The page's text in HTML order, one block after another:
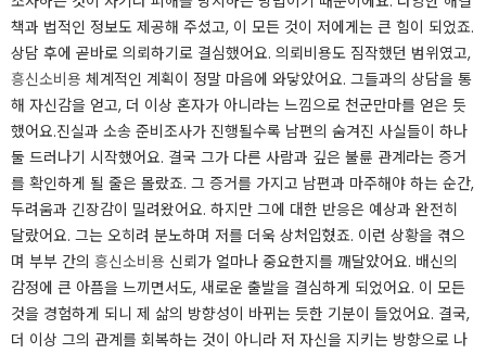
책과 법적인 정보도 제공해 주셨고, 이 모든 것이 저에게는 큰 힘이 되었죠.
상담 후에 곧바로 의뢰하기로 결심했어요. ​의뢰비용도 짐작했던 범위였고,
흥신소비용 체계적인 계획이 정말 마음에 와닿았어요. 그들과의 상담을 통
해 자신감을 얻고, 더 이상 혼자가 아니라는 느낌으로 천군만마를 얻은 듯
했어요.​진실과 소송 준비​조사가 진행될수록 남편의 숨겨진 사실들이 하나
둘 드러나기 시작했어요. 결국 그가 다른 사람과 깊은 불륜 관계라는 증거
를 확인하게 될 줄은 몰랐죠. 그 증거를 가지고 남편과 마주해야 하는 순간,
두려움과 긴장감이 밀려왔어요. 하지만 그에 대한 반응은 예상과 완전히
달랐어요. 그는 오히려 분노하며 저를 더욱 상처입혔죠. ​이런 상황을 겪으
며 부부 간의 흥신소비용 신뢰가 얼마나 중요한지를 깨달았어요. 배신의
감정에 큰 아픔을 느끼면서도, 새로운 출발을 결심하게 되었어요. 이 모든
것을 경험하게 되니 제 삶의 방향성이 바뀌는 듯한 기분이 들었어요. 결국,
더 이상 그의 관계를 회복하는 것이 아니라 저 자신을 지키는 방향으로 나